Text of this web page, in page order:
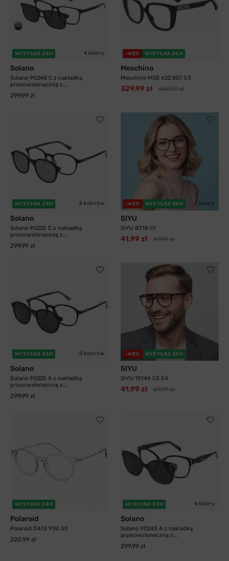
WYSYŁKA 24H 4 kolory
Solano
Solano 90248 C z nakładką
przeciwsłonaczną z...
299,99 zł
-45% WYSYŁKA 24H
Moschino
Moschino MOS 622 807 53
329,99 zł 604,99 zł
WYSYŁKA 24H 5 kolorów
Solano
Solano 90225 C z nakładką
przeciwsłoneczną z...
299,99 zł
-40% WYSYŁKA 24H 2 kolory
SIYU
SIYU 8318 C1
41,99 zł 69,99 zł
WYSYŁKA 24H 5 kolorów
Solano
Solano 90225 A z nakładką
przeciwsłoneczną z...
299,99 zł
-40% WYSYŁKA 24H
SIYU
SIYU 10146 C3 54
41,99 zł 69,99 zł
WYSYŁKA 24H
Polaroid
Polaroid D413 900 50
220,99 zł
WYSYŁKA 24H 4 kolory
Solano
Solano 90243 A z nakładką
przeciwsłoneczną z...
299,99 zł